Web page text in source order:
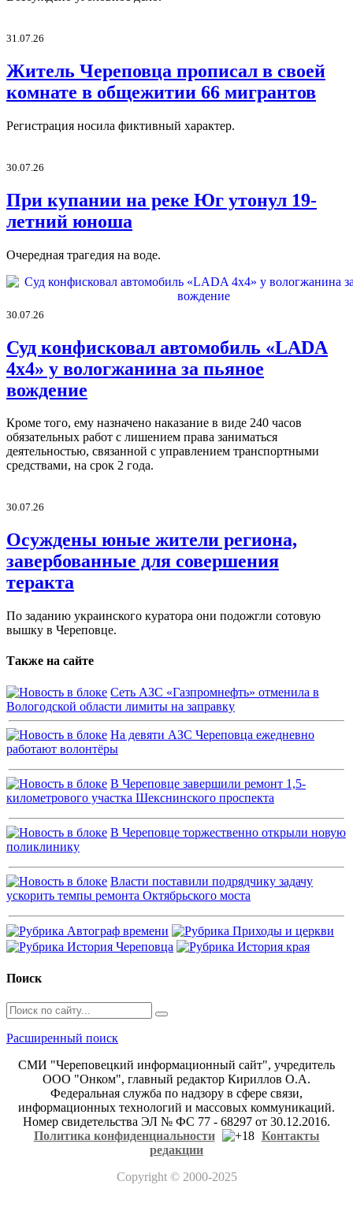
31.07.26
Житель Череповца прописал в своей
комнате в общежитии 66 мигрантов
Регистрация носила фиктивный характер.
30.07.26
При купании на реке Юг утонул 19-
летний юноша
Очередная трагедия на воде.
30.07.26
Суд конфисковал автомобиль «LADA
4х4» у вологжанина за пьяное
вождение
Кроме того, ему назначено наказание в виде 240 часов
обязательных работ с лишением права заниматься
деятельностью, связанной с управлением транспортными
средствами, на срок 2 года.
30.07.26
Осуждены юные жители региона,
завербованные для совершения
теракта
По заданию украинского куратора они подожгли сотовую
вышку в Череповце.
Также на сайте
Сеть АЗС «Газпромнефть» отменила в
Вологодской области лимиты на заправку
На девяти АЗС Череповца ежедневно
работают волонтёры
В Череповце завершили ремонт 1,5-
километрового участка Шекснинского проспекта
В Череповце торжественно открыли новую
поликлинику
Власти поставили подрядчику задачу
ускорить темпы ремонта Октябрьского моста
Поиск
Расширенный поиск
СМИ "Череповецкий информационный сайт", учредитель
ООО "Онком", главный редактор Кириллов О.А.
Федеральная служба по надзору в сфере связи,
информационных технологий и массовых коммуникаций.
Номер свидетельства ЭЛ № ФС 77 - 68297 от 30.12.2016.
Политика конфиденциальности
Контакты
редакции
Copyright© 2000-2025